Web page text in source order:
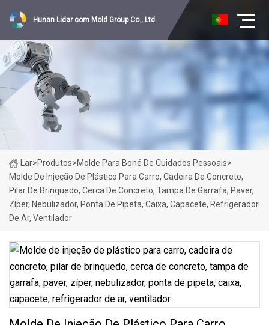
Hunan Lidar com Mold Group Co., Ltd
Lar>Produtos>Molde Para Boné De Cuidados Pessoais>
Molde De Injeção De Plástico Para Carro, Cadeira De Concreto,
Pilar De Brinquedo, Cerca De Concreto, Tampa De Garrafa, Paver,
Zíper, Nebulizador, Ponta De Pipeta, Caixa, Capacete, Refrigerador
De Ar, Ventilador